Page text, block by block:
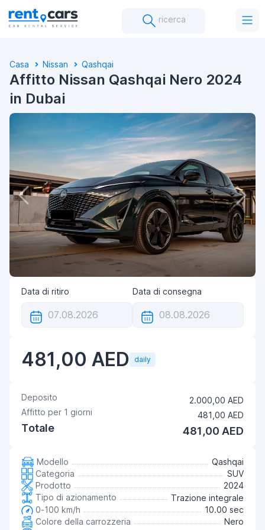
ricerca
Casa Nissan Qashqai
Affitto Nissan Qashqai Nero 2024
in Dubai
Data di ritiro Data di consegna
481,00 AED daily
Deposito
2.000,00 AED
Affitto per 1 giorni 481,00 AED
Totale 481,00 AED
Modello
Qashqai
Categoria
SUV
Prodotto
2024
Tipo di azionamento
Trazione integrale
0-100 km/h
10.00 sec
Colore della carrozzeria
Nero